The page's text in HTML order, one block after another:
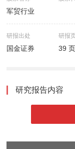
军贸行业
研报出处
国金证券
研报
39 页
研究报告内容